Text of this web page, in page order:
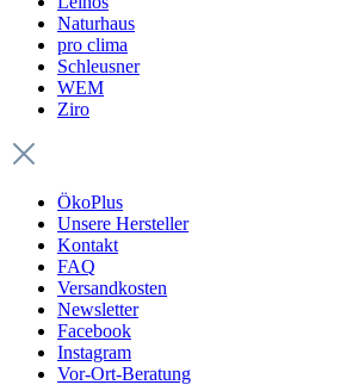
Naturhaus
pro clima
Schleusner
WEM
Ziro
ÖkoPlus
Unsere Hersteller
Kontakt
FAQ
Versandkosten
Newsletter
Facebook
Instagram
Vor-Ort-Beratung